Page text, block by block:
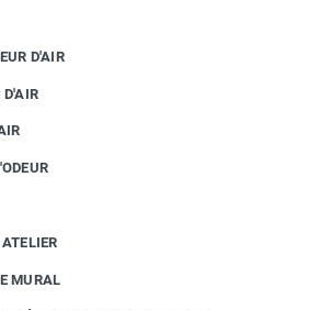
D'AIR
MURAL